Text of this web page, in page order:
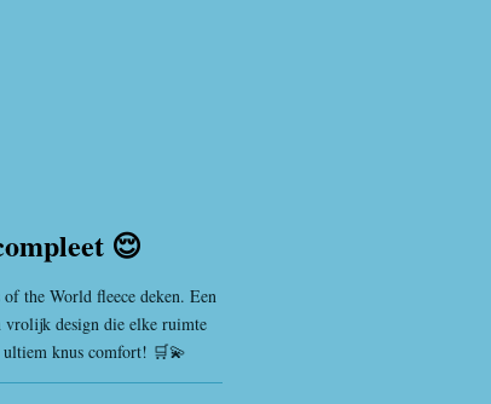
😌
the World fleece deken. Een
vrolijk design die elke ruimte
ultiem knus comfort! 🛒💫